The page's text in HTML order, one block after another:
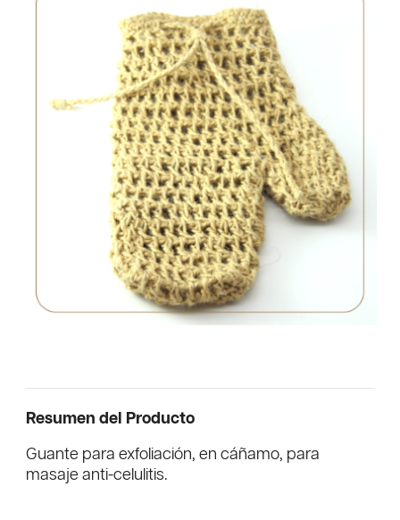
Resumen del Producto
Guante para exfoliación, en cáñamo, para
masaje anti-celulitis.